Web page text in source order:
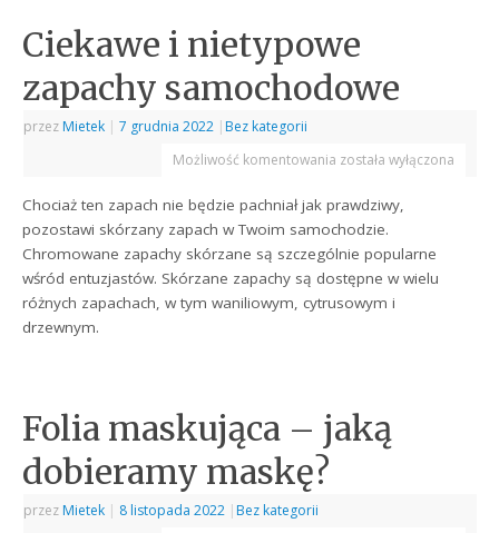
Ciekawe i nietypowe
zapachy samochodowe
przez Mietek | 7 grudnia 2022 | Bez kategorii
Możliwość komentowania została wyłączona
Chociaż ten zapach nie będzie pachniał jak prawdziwy,
pozostawi skórzany zapach w Twoim samochodzie.
Chromowane zapachy skórzane są szczególnie popularne
wśród entuzjastów. Skórzane zapachy są dostępne w wielu
różnych zapachach, w tym waniliowym, cytrusowym i
drzewnym.
Folia maskująca – jaką
dobieramy maskę?
przez Mietek | 8 listopada 2022 | Bez kategorii